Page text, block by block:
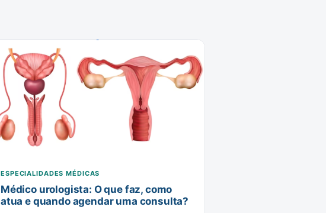
ESPECIALIDADES MÉDICAS
Médico urologista: O que faz, como
atua e quando agendar uma consulta?